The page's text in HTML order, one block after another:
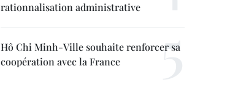
rationnalisation administrative
Hô Chi Minh-Ville souhaite renforcer sa
coopération avec la France